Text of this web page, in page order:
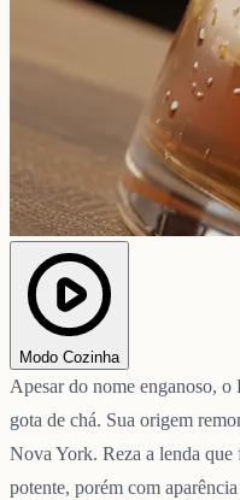
Modo Cozinha
Apesar do nome enganoso,
gota de chá. Sua origem
Nova York. Reza a lenda que
potente, porém com